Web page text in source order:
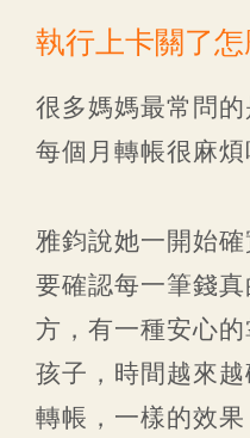
執行上卡關了怎
很多媽媽最常問的
每個月轉帳很麻煩
雅鈞說她一開始
要確認每一筆錢
方，有一種安心
孩子，時間越來
轉帳，一樣的效